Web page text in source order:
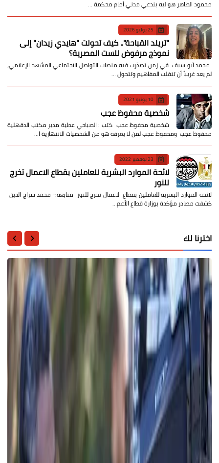
محمود الطاهر هو ليه بندعي مدني أمام محكمة …
25 يوليو 2026
​"تريند القباحة".. كيف تحولت "هايدي زيدان" إلى
نموذج مرفوض للست المصرية؟
​ محمد أبو سيف ​في زمن تصدّرت فيه منصات التواصل الاجتماعي المشهد الإعلامي،
لم يعد غريباً أن تنقلب المفاهيم وتتحول …
10 يونيو 2021
شخصية محفوظ عجب
شخصية محفوظ عجب كتب : الصباحي عطية مدير مكتب الدقهلية
محفوظ عجب ومحفوظ عجب لمن لا يعرفه هو من الشخصيات الانتهازية ا…
23 نوفمبر 2022
لائحة الموارد البشرية للعاملين بقطاع الاعمال تخرج
للنور
لائحة الموارد البشرية للعاملين بقطاع الاعمال تخرج للنور متابعه:- محمد سراج الدين
كشفت مصادر مؤكدة بوزارة قطاع الأعم…
اخترنا لك